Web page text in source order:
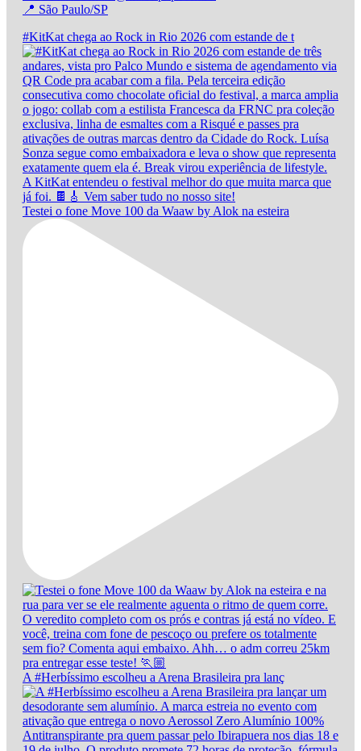
📍 São Paulo/SP
#KitKat chega ao Rock in Rio 2026 com estande de t
Testei o fone Move 100 da Waaw by Alok na esteira
A #Herbíssimo escolheu a Arena Brasileira pra lanç